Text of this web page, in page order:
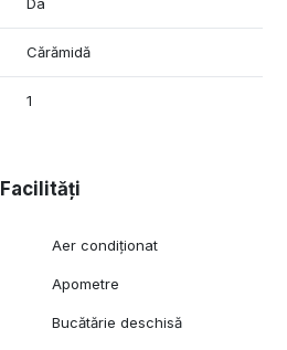
Cărămidă
1
Facilități
Aer condiționat
Apometre
Bucătărie deschisă